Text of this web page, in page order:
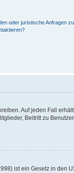
oder juristische Anfragen
Auf jeden Fall
Beitritt zu
ist ein Gesetz in den